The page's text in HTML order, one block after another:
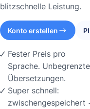
blitzschnelle Leistung.
Konto erstellen
Fester Preis pro
Sprache. Unbegrenzte
Übersetzungen.
Super schnell:
zwischengespeichert